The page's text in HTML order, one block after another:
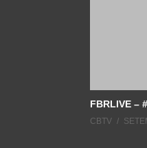
FBRLIVE –
CBTV